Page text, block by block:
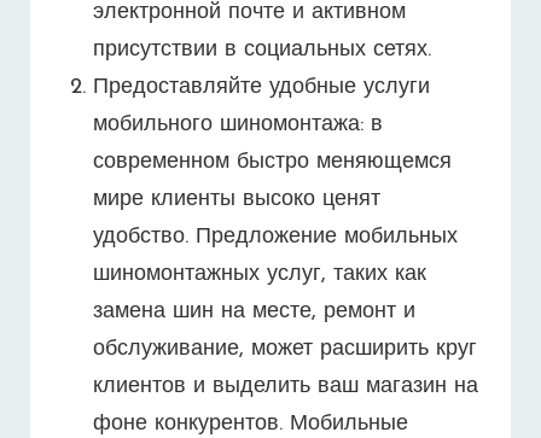
электронной почте и активном
присутствии в социальных сетях.
Предоставляйте удобные услуги
мобильного шиномонтажа: в
современном быстро меняющемся
мире клиенты высоко ценят
удобство. Предложение мобильных
шиномонтажных услуг, таких как
замена шин на месте, ремонт и
обслуживание, может расширить круг
клиентов и выделить ваш магазин на
фоне конкурентов. Мобильные